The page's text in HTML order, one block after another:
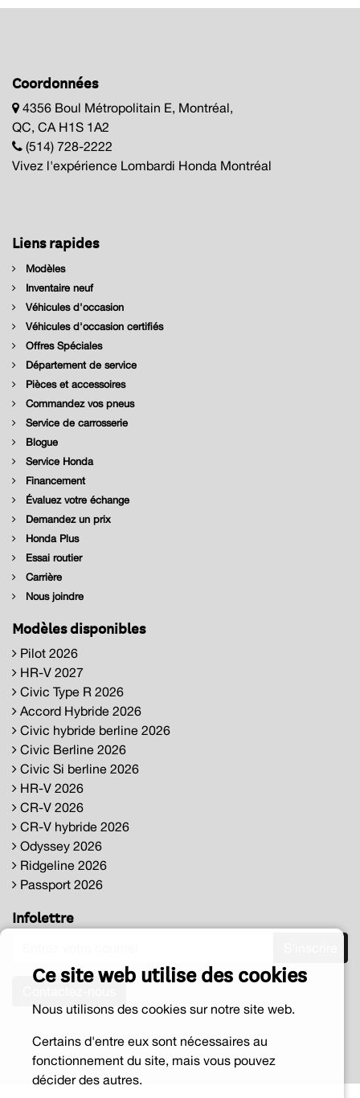
Coordonnées
4356 Boul Métropolitain E, Montréal,
QC, CA H1S 1A2
(514) 728-2222
Vivez l'expérience Lombardi Honda Montréal
Liens rapides
Modèles
Inventaire neuf
Véhicules d'occasion
Véhicules d'occasion certifiés
Offres Spéciales
Département de service
Pièces et accessoires
Commandez vos pneus
Service de carrosserie
Blogue
Service Honda
Financement
Évaluez votre échange
Demandez un prix
Honda Plus
Essai routier
Carrière
Nous joindre
Modèles disponibles
Pilot 2026
HR-V 2027
Civic Type R 2026
Accord Hybride 2026
Civic hybride berline 2026
Civic Berline 2026
Civic Si berline 2026
HR-V 2026
CR-V 2026
CR-V hybride 2026
Odyssey 2026
Ridgeline 2026
Passport 2026
Infolettre
Ce site web utilise des cookies
Nous utilisons des cookies sur notre site web.
Certains d'entre eux sont nécessaires au
fonctionnement du site, mais vous pouvez
décider des autres.